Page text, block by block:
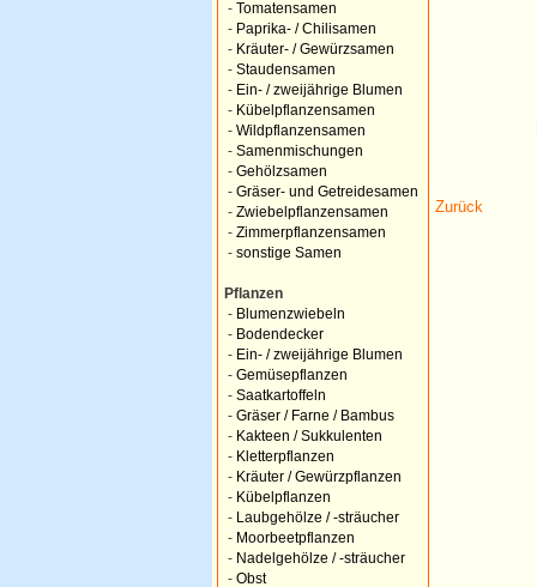
- Tomatensamen
- Paprika- / Chilisamen
- Kräuter- / Gewürzsamen
- Staudensamen
- Ein- / zweijährige Blumen
- Kübelpflanzensamen
- Wildpflanzensamen
- Samenmischungen
- Gehölzsamen
- Gräser- und Getreidesamen
- Zwiebelpflanzensamen
- Zimmerpflanzensamen
- sonstige Samen
Pflanzen
- Blumenzwiebeln
- Bodendecker
- Ein- / zweijährige Blumen
- Gemüsepflanzen
- Saatkartoffeln
- Gräser / Farne / Bambus
- Kakteen / Sukkulenten
- Kletterpflanzen
- Kräuter / Gewürzpflanzen
- Kübelpflanzen
-
Laubgehölze / -sträucher
- Moorbeetpflanzen
- Nadelgehölze / -sträucher
- Obst
Zurück